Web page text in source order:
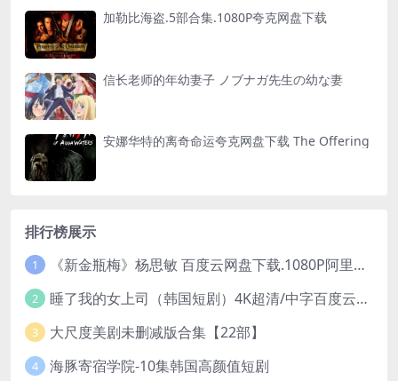
加勒比海盗.5部合集.1080P夸克网盘下载
信长老师的年幼妻子 ノブナガ先生の幼な妻
安娜华特的离奇命运夸克网盘下载 The Offering
排行榜展示
1 《新金瓶梅》杨思敏 百度云网盘下载.1080P阿里下载.国语中字.(1996)
2 睡了我的女上司（韩国短剧）4K超清/中字百度云网盘下载
3 大尺度美剧未删减版合集【22部】
4 海豚寄宿学院-10集韩国高颜值短剧